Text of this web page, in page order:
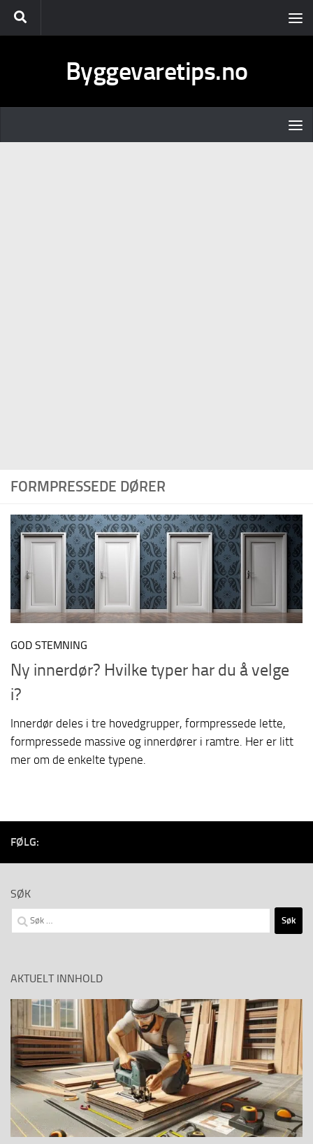
Skip to content
Byggevaretips.no
FORMPRESSEDE DØRER
GOD STEMNING
Ny innerdør? Hvilke typer har du å velge
i?
Innerdør deles i tre hovedgrupper, formpressede lette,
formpressede massive og innerdører i ramtre. Her er litt
mer om de enkelte typene.
FØLG:
SØK
Søk
etter:
AKTUELT INNHOLD